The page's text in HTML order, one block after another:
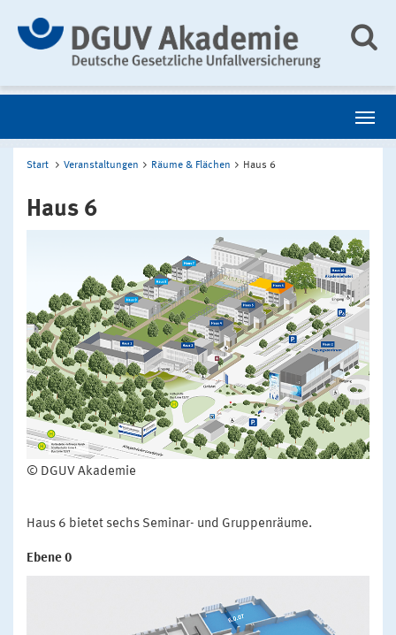
Start Veranstaltungen Räume & Flächen Haus 6
Haus 6
© DGUV Akademie
Haus 6 bietet sechs Seminar- und Gruppenräume.
Ebene 0